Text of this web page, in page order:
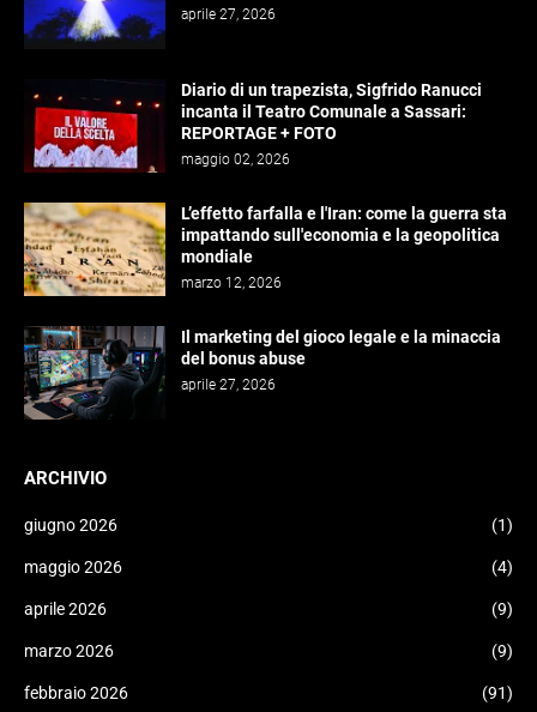
aprile 27, 2026
Diario di un trapezista, Sigfrido Ranucci
incanta il Teatro Comunale a Sassari:
REPORTAGE + FOTO
maggio 02, 2026
L’effetto farfalla e l'Iran: come la guerra sta
impattando sull'economia e la geopolitica
mondiale
marzo 12, 2026
Il marketing del gioco legale e la minaccia
del bonus abuse
aprile 27, 2026
ARCHIVIO
giugno 2026 (1)
maggio 2026 (4)
aprile 2026 (9)
marzo 2026 (9)
febbraio 2026 (91)